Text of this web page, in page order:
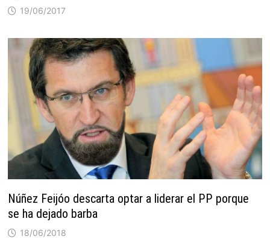
19/06/2017
Núñez Feijóo descarta optar a liderar el PP porque
se ha dejado barba
18/06/2018